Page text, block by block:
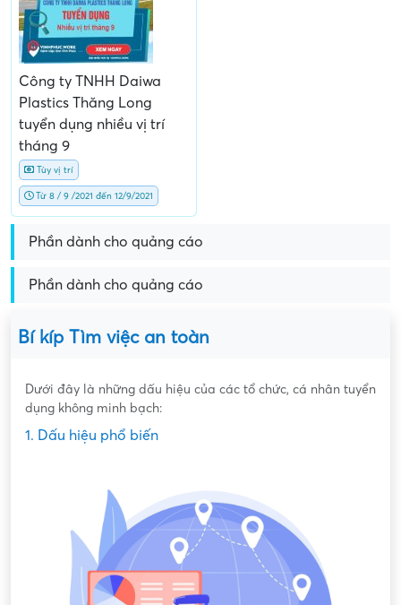
Công ty TNHH Daiwa
Plastics Thăng Long
tuyển dụng nhiều vị trí
tháng 9
Tùy vị trí
Từ 8 / 9 /2021 đến 12/9/2021
Phần dành cho quảng cáo
Phần dành cho quảng cáo
Bí kíp Tìm việc an toàn
Dưới đây là những dấu hiệu của các tổ chức, cá nhân tuyển
dụng không minh bạch:
1. Dấu hiệu phổ biến